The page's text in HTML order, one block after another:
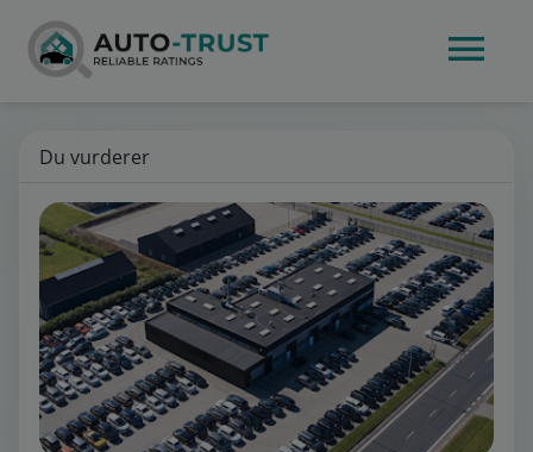
Du vurderer